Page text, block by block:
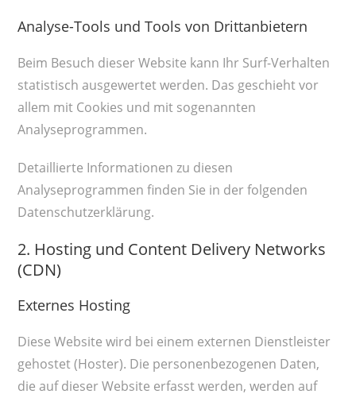
Analyse-Tools und Tools von Drittanbietern
Beim Besuch dieser Website kann Ihr Surf-Verhalten
statistisch ausgewertet werden. Das geschieht vor
allem mit Cookies und mit sogenannten
Analyseprogrammen.
Detaillierte Informationen zu diesen
Analyseprogrammen finden Sie in der folgenden
Datenschutzerklärung.
2. Hosting und Content Delivery Networks
(CDN)
Externes Hosting
Diese Website wird bei einem externen Dienstleister
gehostet (Hoster). Die personenbezogenen Daten,
die auf dieser Website erfasst werden, werden auf